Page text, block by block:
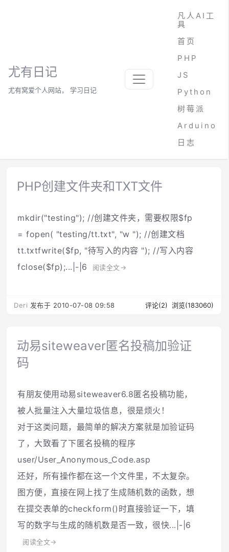
尤有日记
尤有窝爱个人网站， 学习日记
凡人AI工
具
首页
PHP
JS
Python
树莓派
Arduino
日志
PHP创建文件夹和TXT文件
mkdir("testing"); //创建文件夹，需要权限$fp
= fopen( "testing/tt.txt", "w "); //创建文档
tt.txtfwrite($fp, "待写入的内容 "); //写入内容
fclose($fp);...|-|6
阅读全文→
Deri 发布于 2010-07-08 09:58 评论(2) 浏览(183060)
动易siteweaver匿名投稿加验证
码
有朋友使用动易siteweaver6.8匿名投稿功能，
被人批量注入大量垃圾信息，很是烦火！
对于这类问题，最简单的解决方案就是加验证码
了，大致看了下匿名投稿的程序
user/User_Anonymous_Code.asp
还好，所有操作都在这一个文件里，不太复杂。
图方便，直接在网上找了生成随机数的函数，想
在提交表单的checkform()时直接验证一下，填
写的数字与生成的随机数是否一致，很快...|-|6
阅读全文→